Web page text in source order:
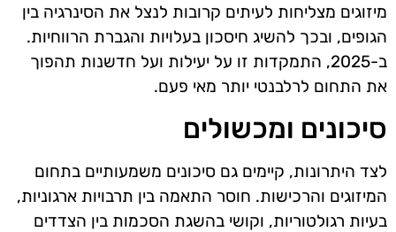
מיזוגים מצליחות לעיתים קרובות לנצל את הסינרגיה בין
הגופים, ובכך להשיג חיסכון בעלויות והגברת הרווחיות.
ב-2025, התמקדות זו על יעילות ועל חדשנות תהפוך
את התחום לרלבנטי יותר מאי פעם.
סיכונים ומכשולים
לצד היתרונות, קיימים גם סיכונים משמעותיים בתחום
המיזוגים והרכישות. חוסר התאמה בין תרבויות ארגוניות,
בעיות רגולטוריות, וקושי בהשגת הסכמות בין הצדדים